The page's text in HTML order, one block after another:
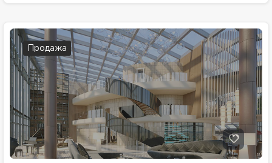
Продажа